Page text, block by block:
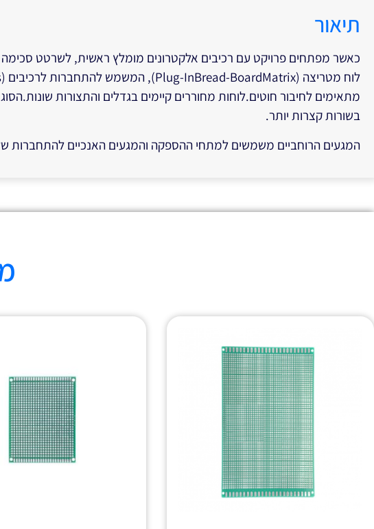
תיאור
כאשר מפתחים פרויקט עם רכיבים אלקטרונים מומלץ ראשית, לשרטט
מתאימים לחיבור חוטים.לוחות מחוררים קיימים בגדלים והתצורות
בשורות קצרות יותר.
המגעים הרוחביים משמשים למתחי ההספקה והמגעים האנכיים להתחברות של